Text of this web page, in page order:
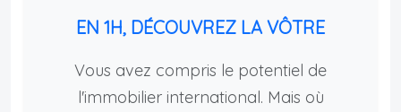
EN 1H, DÉCOUVREZ LA VÔTRE
Vous avez compris le potentiel de
l'immobilier international. Mais où